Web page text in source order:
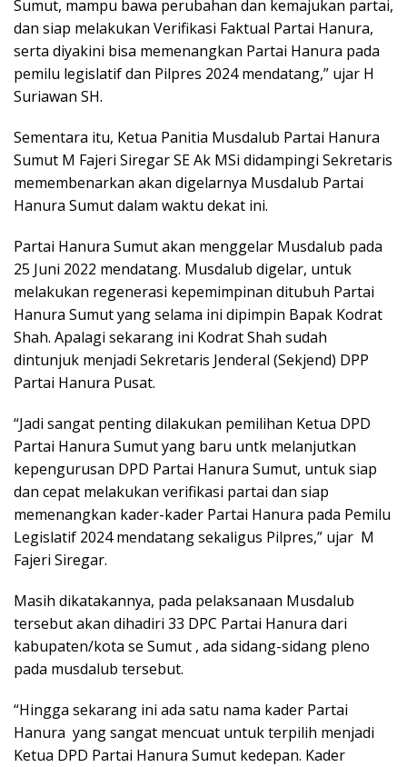
Sumut, mampu bawa perubahan dan kemajukan partai,
dan siap melakukan Verifikasi Faktual Partai Hanura,
serta diyakini bisa memenangkan Partai Hanura pada
pemilu legislatif dan Pilpres 2024 mendatang,” ujar H
Suriawan SH.
Sementara itu, Ketua Panitia Musdalub Partai Hanura
Sumut M Fajeri Siregar SE Ak MSi didampingi Sekretaris
memembenarkan akan digelarnya Musdalub Partai
Hanura Sumut dalam waktu dekat ini.
Partai Hanura Sumut akan menggelar Musdalub pada
25 Juni 2022 mendatang. Musdalub digelar, untuk
melakukan regenerasi kepemimpinan ditubuh Partai
Hanura Sumut yang selama ini dipimpin Bapak Kodrat
Shah. Apalagi sekarang ini Kodrat Shah sudah
dintunjuk menjadi Sekretaris Jenderal (Sekjend) DPP
Partai Hanura Pusat.
“Jadi sangat penting dilakukan pemilihan Ketua DPD
Partai Hanura Sumut yang baru untk melanjutkan
kepengurusan DPD Partai Hanura Sumut, untuk siap
dan cepat melakukan verifikasi partai dan siap
memenangkan kader-kader Partai Hanura pada Pemilu
Legislatif 2024 mendatang sekaligus Pilpres,” ujar M
Fajeri Siregar.
Masih dikatakannya, pada pelaksanaan Musdalub
tersebut akan dihadiri 33 DPC Partai Hanura dari
kabupaten/kota se Sumut , ada sidang-sidang pleno
pada musdalub tersebut.
“Hingga sekarang ini ada satu nama kader Partai
Hanura yang sangat mencuat untuk terpilih menjadi
Ketua DPD Partai Hanura Sumut kedepan. Kader